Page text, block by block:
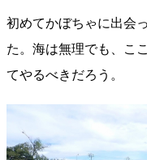
初めてかぼちゃに出会
た。海は無理でも、こ
てやるべきだろう。